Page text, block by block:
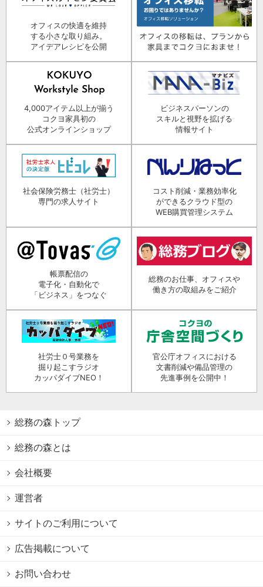
オフィスの快適を維持
する小さな取り組み。
アイデアレシピを公開
4,000アイテム以上が揃う
コクヨ家具初の
公式オンラインショップ
ビジネスパーソンの
スキルと視野を拡げる
情報サイト
社会保険労務士（社労士）
専門の求人サイト
コスト削減・業務効率化
ができるクラウド型の
WEB購買管理システム
帳票配信の
電子化・自動化で
「ビジネス」をつなぐ
総務のお仕事、オフィスや
働き方の取組みをご紹介
社労士０号業務を
掘り起こすラジオ
カッパダイブNEO！
官公庁オフィスにおける
文書削減や備品管理の
先進事例を公開中！
総務の森トップ
総務の森とは
会社概要
運営者
サイトのご利用について
広告掲載について
お問い合わせ